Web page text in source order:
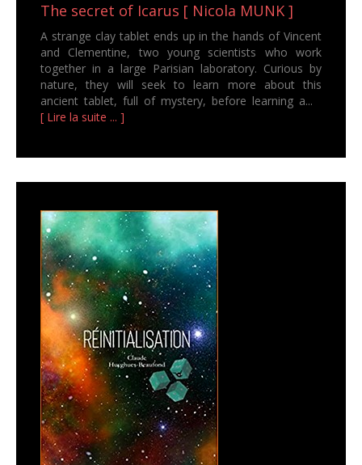
The secret of Icarus [ Nicola MUNK ]
A strange clay tablet ends up in the hands of Vincent
and Clementine, two young scientists who work
together in a large Parisian laboratory. Curious by
nature, they will seek to learn more about this
ancient tablet, full of mystery, before learning a...
[ Lire la suite ... ]